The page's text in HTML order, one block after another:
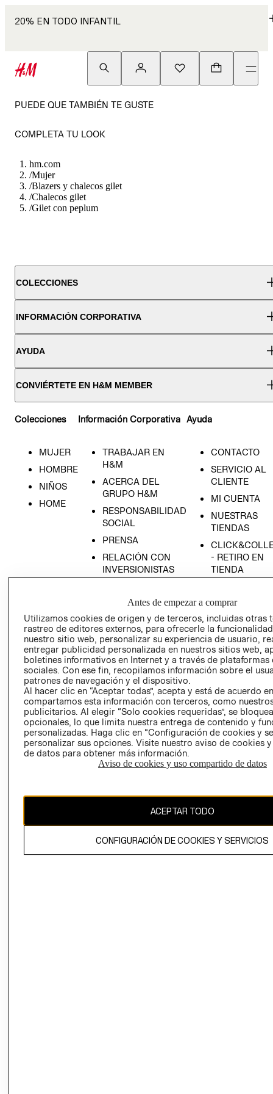
20% EN TODO INFANTIL
PUEDE QUE TAMBIÉN TE GUSTE
COMPLETA TU LOOK
hm.com
/Mujer
/Blazers y chalecos gilet
/Chalecos gilet
/Gilet con peplum
COLECCIONES
INFORMACIÓN CORPORATIVA
AYUDA
CONVIÉRTETE EN H&M MEMBER
Colecciones
MUJER
HOMBRE
NIÑOS
HOME
Información Corporativa
TRABAJAR EN
H&M
ACERCA DEL
GRUPO H&M
RESPONSABILIDAD
SOCIAL
PRENSA
RELACIÓN CON
INVERSIONISTAS
EMPRESARIAL
Ayuda
CONTACTO
SERVICIO AL
CLIENTE
MI CUENTA
NUESTRAS
TIENDAS
- RETIRO EN
TIENDA
CONDICIONES
AVISO DE
PRIVACIDAD
GIFT CARD
AVISO DE
COOKIES
Chile ($)
El contenido de esta página web está protegido por copyright y es
propiedad de H&M Hennes & Mauritz AB.
Antes de empezar a comprar
Utilizamos cookies de origen y de terceros, incluidas otras
rastreo de editores externos, para ofrecerle la
nuestro sitio web, personalizar su experiencia de usuario,
entregar publicidad personalizada en nuestros sitios web,
boletines informativos en Internet y a través de plataformas
sociales. Con ese fin, recopilamos información sobre el
patrones de navegación y el dispositivo.
Al hacer clic en “Aceptar todas”, acepta y está de acuerdo
compartamos esta información con terceros, como
publicitarios. Al elegir “Solo cookies requeridas”, se
opcionales, lo que limita nuestra entrega de contenido y
personalizadas. Haga clic en “Configuración de cookies y
personalizar sus opciones. Visite nuestro aviso de cookies
de datos para obtener más información.
Aviso de cookies y uso compartido de datos
ACEPTAR TODO
CONFIGURACIÓN DE COOKIES Y SERVICIOS